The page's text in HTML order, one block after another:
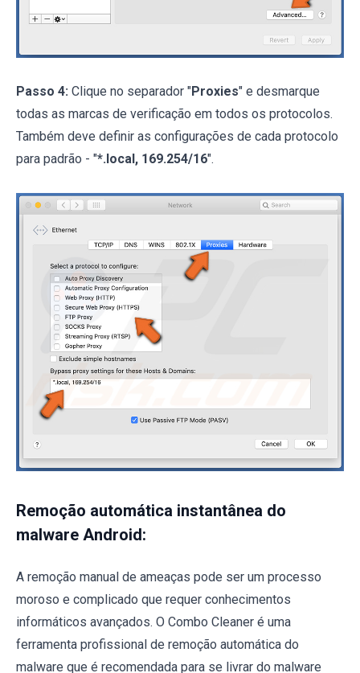
Passo 4: Clique no separador "Proxies" e desmarque
todas as marcas de verificação em todos os protocolos.
Também deve definir as configurações de cada protocolo
para padrão - "*.local, 169.254/16".
Remoção automática instantânea do
malware Android:
A remoção manual de ameaças pode ser um processo
moroso e complicado que requer conhecimentos
informáticos avançados. O Combo Cleaner é uma
ferramenta profissional de remoção automática do
malware que é recomendada para se livrar do malware